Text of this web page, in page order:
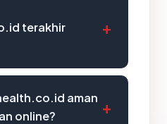
terakhir
aman
online?